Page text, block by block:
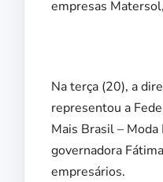
empresas
Na terça (20), a
representou a
Mais Brasil – Moda
governadora
empresários.